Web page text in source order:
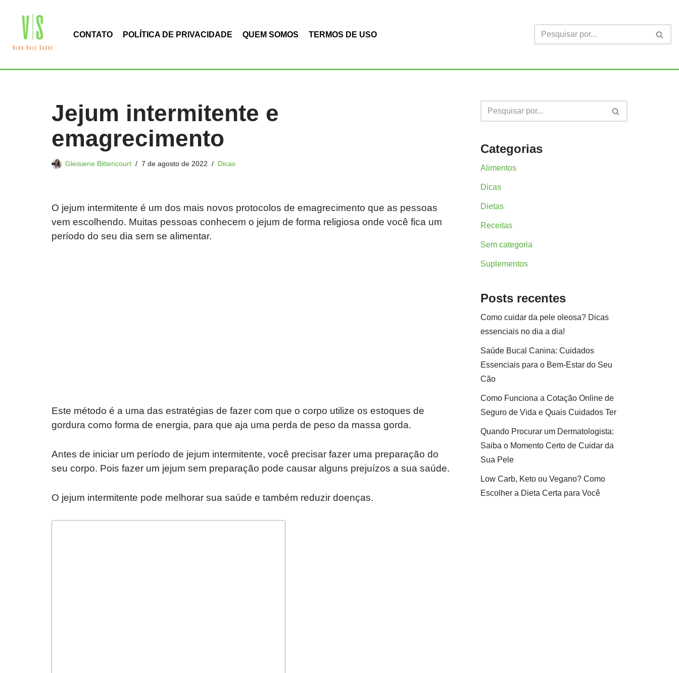
Pular
conteúdo
CONTATO POLÍTICA DE PRIVACIDADE QUEM SOMOS TERMOS DE USO
Jejum intermitente e
emagrecimento
Gleisiene Bittencourt 7 de agosto de 2022 Dicas
O jejum intermitente é um dos mais novos protocolos de emagrecimento que as pessoas
vem escolhendo. Muitas pessoas conhecem o jejum de forma religiosa onde você fica um
período do seu dia sem se alimentar.
Este método é a uma das estratégias de fazer com que o corpo utilize os estoques de
gordura como forma de energia, para que aja uma perda de peso da massa gorda.
Antes de iniciar um período de jejum intermitente, você precisar fazer uma preparação do
seu corpo. Pois fazer um jejum sem preparação pode causar alguns prejuízos a sua saúde.
O jejum intermitente pode melhorar sua saúde e também reduzir doenças.
Categorias
Alimentos
Dicas
Dietas
Receitas
Sem categoria
Suplementos
Posts recentes
Como cuidar da pele oleosa? Dicas
essenciais no dia a dia!
Saúde Bucal Canina: Cuidados
Essenciais para o Bem-Estar do Seu
Cão
Como Funciona a Cotação Online de
Seguro de Vida e Quais Cuidados Ter
Quando Procurar um Dermatologista:
Saiba o Momento Certo de Cuidar da
Sua Pele
Low Carb, Keto ou Vegano? Como
Escolher a Dieta Certa para Você